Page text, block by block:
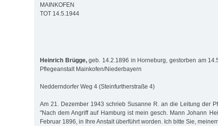
MAINKOFEN
TOT 14.5.1944
Heinrich Brügge,geb. 14.2.1896 in Horneburg, gestorben am
Pflegeanstalt Mainkofen/Niederbayern
Nedderndorfer Weg 4 (Steinfurtherstraße 4)
Am 21. Dezember 1943 schrieb Susanne R. an die Leitung der
"Nach dem Angriff auf Hamburg ist mein gesch. Mann Johann
Februar 1896, in Ihre Anstalt überführt worden. Ich bitte Sie,